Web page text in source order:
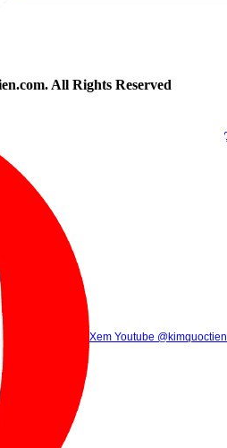
All Rights Reserved
Xem Tik Tok
(8h00 - 21h30)
(8h00 -
Gọi điện (8h00 - 21h30)
Xem Youtube @kimquoctien